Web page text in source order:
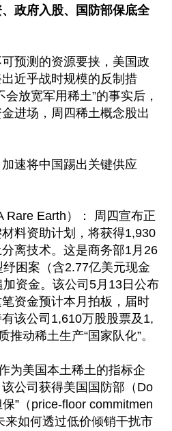
政府入股、国防部保底全
预测的资源要挟，美国政
近乎战时规模的反制措
放宽军用稀土”的事实后，
进场，周四稀土概念股出
速将中国踢出关键供应
Rare Earth）： 周四宣布正
料资助计划，将获得1,930
离技术。这是商务部1月26
困案（含2.77亿美元现金
资金。该公司5月13日公布
资金预计本月拍板，届时
该公司1,610万股股票及1,
动稀土生产“国家队化”。
为美国本土稀土的指标企
公司获得美国国防部（Do
”（price-floor commitmen
来如何透过低价倾销干扰市